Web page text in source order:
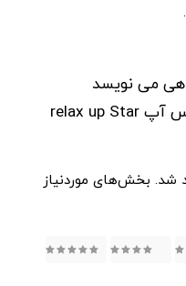
می نویسد
“صندلی ماساژور استار ریلکس آپ relax up Star
شد. بخش‌های موردنیاز
5